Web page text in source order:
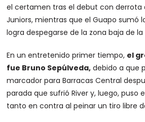
el certamen tras el debut con derrota
Juniors, mientras que el Guapo sumó
logra despegarse de la zona baja de
En un entretenido primer tiempo, el
fue Bruno Sepúlveda, debido a que
marcador para Barracas Central
parada que sufrió River y, luego, puso
tanto en contra al peinar un tiro libre